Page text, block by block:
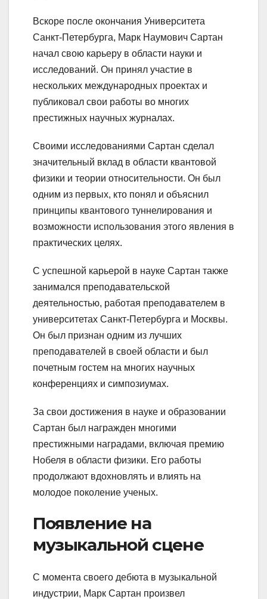
Вскоре после окончания Университета
Санкт-Петербурга, Марк Наумович Сартан
начал свою карьеру в области науки и
исследований. Он принял участие в
нескольких международных проектах и
публиковал свои работы во многих
престижных научных журналах.
Своими исследованиями Сартан сделал
значительный вклад в области квантовой
физики и теории относительности. Он был
одним из первых, кто понял и объяснил
принципы квантового туннелирования и
возможности использования этого явления в
практических целях.
С успешной карьерой в науке Сартан также
занимался преподавательской
деятельностью, работая преподавателем в
университетах Санкт-Петербурга и Москвы.
Он был признан одним из лучших
преподавателей в своей области и был
почетным гостем на многих научных
конференциях и симпозиумах.
За свои достижения в науке и образовании
Сартан был награжден многими
престижными наградами, включая премию
Нобеля в области физики. Его работы
продолжают вдохновлять и влиять на
молодое поколение ученых.
Появление на
музыкальной сцене
С момента своего дебюта в музыкальной
индустрии, Марк Сартан произвел